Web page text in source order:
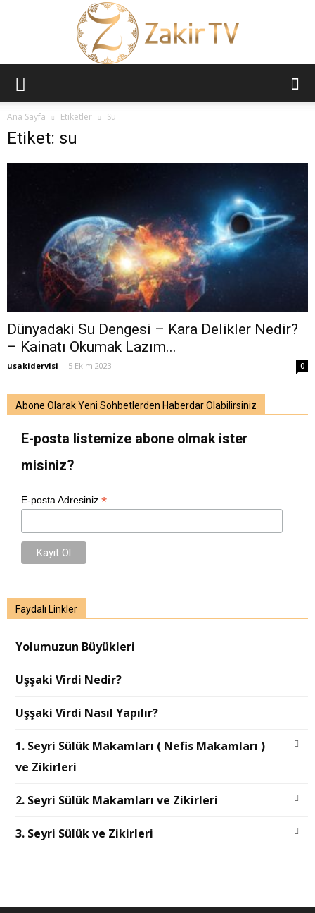
Ana Sayfa Etiketler Su
Etiket: su
Dünyadaki Su Dengesi – Kara Delikler Nedir?
– Kainatı Okumak Lazım...
usakidervisi - 5 Ekim 2023 0
Abone Olarak Yeni Sohbetlerden Haberdar Olabilirsiniz
E-posta listemize abone olmak ister
misiniz?
E-posta Adresiniz *
Faydalı Linkler
Yolumuzun Büyükleri
Uşşaki Virdi Nedir?
Uşşaki Virdi Nasıl Yapılır?
1. Seyri Sülük Makamları ( Nefis Makamları )
ve Zikirleri
2. Seyri Sülük Makamları ve Zikirleri
3. Seyri Sülük ve Zikirleri